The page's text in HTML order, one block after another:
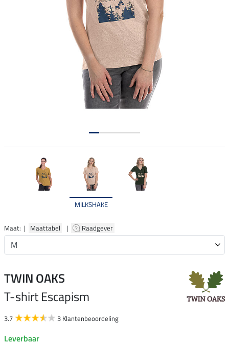
MILKSHAKE
Maat: | Maattabel | Raadgever
TWIN OAKS
T-shirt Escapism
3.7 3 Klantenbeoordeling
Leverbaar